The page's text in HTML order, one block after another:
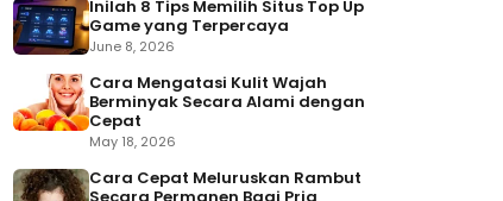
Inilah 8 Tips Memilih Situs Top Up
Game yang Terpercaya
June 8, 2026
Cara Mengatasi Kulit Wajah
Berminyak Secara Alami dengan
Cepat
May 18, 2026
Cara Cepat Meluruskan Rambut